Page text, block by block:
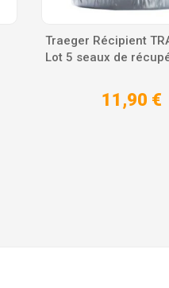
Traeger Récipient
Lot 5 seaux de
11,90 €